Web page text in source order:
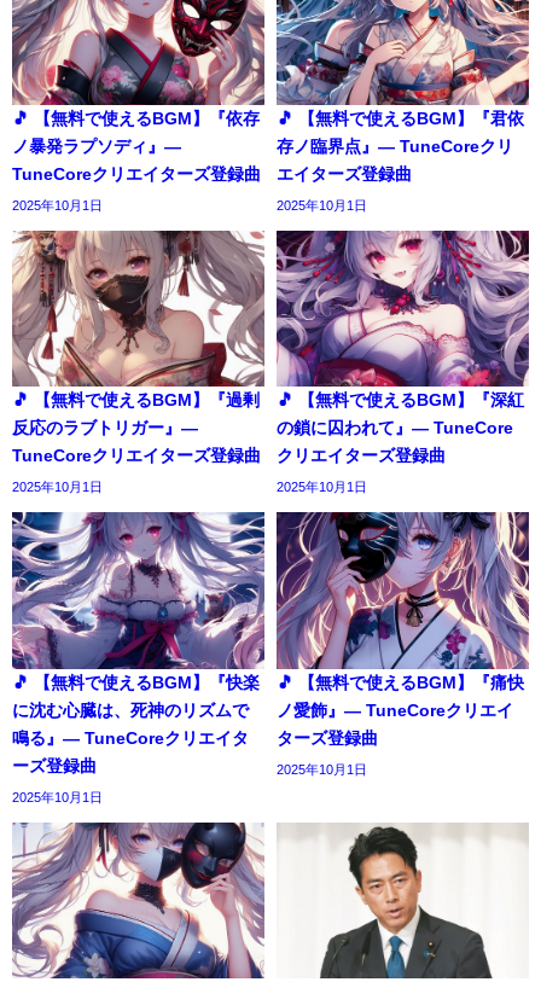
🎵 【無料で使えるBGM】『依存
ノ暴発ラプソディ』―
TuneCoreクリエイターズ登録曲
2025年10月1日
🎵 【無料で使えるBGM】『君依
存ノ臨界点』― TuneCoreクリ
エイターズ登録曲
2025年10月1日
🎵 【無料で使えるBGM】『過剰
反応のラブトリガー』―
TuneCoreクリエイターズ登録曲
2025年10月1日
🎵 【無料で使えるBGM】『深紅
の鎖に囚われて』― TuneCore
クリエイターズ登録曲
2025年10月1日
🎵 【無料で使えるBGM】『快楽
に沈む心臓は、死神のリズムで
鳴る』― TuneCoreクリエイタ
ーズ登録曲
2025年10月1日
🎵 【無料で使えるBGM】『痛快
ノ愛飾』― TuneCoreクリエイ
ターズ登録曲
2025年10月1日